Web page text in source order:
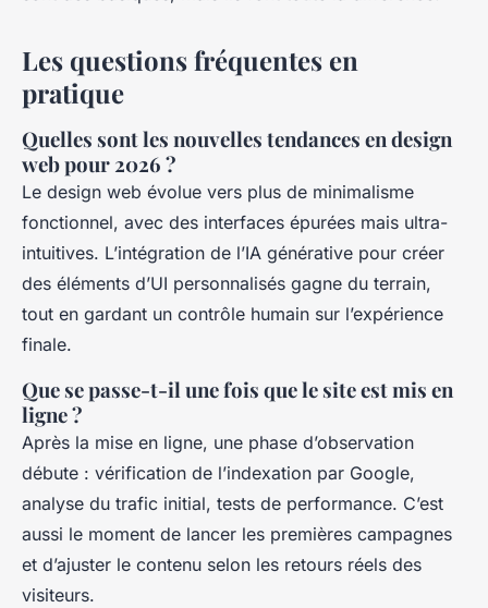
Les questions fréquentes en
pratique
Quelles sont les nouvelles tendances en design
web pour 2026 ?
Le design web évolue vers plus de minimalisme
fonctionnel, avec des interfaces épurées mais ultra-
intuitives. L’intégration de l’IA générative pour créer
des éléments d’UI personnalisés gagne du terrain,
tout en gardant un contrôle humain sur l’expérience
finale.
Que se passe-t-il une fois que le site est mis en
ligne ?
Après la mise en ligne, une phase d’observation
débute : vérification de l’indexation par Google,
analyse du trafic initial, tests de performance. C’est
aussi le moment de lancer les premières campagnes
et d’ajuster le contenu selon les retours réels des
visiteurs.